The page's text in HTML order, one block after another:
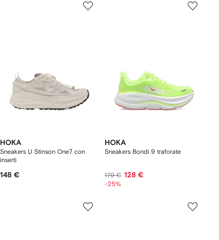
HOKA
Sneakers U Stinson One7 con
inserti
148 €
HOKA
Sneakers Bondi 9 traforate
179 € 128 €
-25%